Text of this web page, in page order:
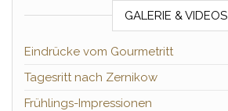
GALERIE & VIDEOS
Eindrücke vom Gourmetritt
Tagesritt nach Zernikow
Frühlings-Impressionen